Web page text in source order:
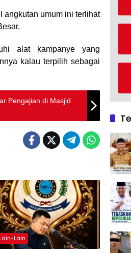
angkutan umum ini terlihat
alat kampanye yang
kalau terpilih sebagai
Pengajian di Masjid
Lain-Lain